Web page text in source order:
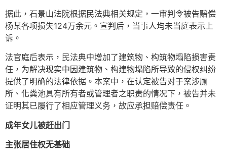
据此，石景山法院根据民法典相关规定，一审判令被告赔偿
杨某各项损失124万余元。宣判后，当事人均未当庭表示上
诉。
法官庭后表示，民法典中增加了建筑物、构筑物塌陷损害责
任，为解决现实中因建筑物、构建物塌陷所导致的侵权纠纷
提供了明确的法律依据。本案中，在认定被告对于案涉厕
所、化粪池具有所有者或管理者之职责的情况下，被告并未
证明其已履行了相应管理义务，故应承担赔偿责任。
成年女儿被赶出门
主张居住权无基础